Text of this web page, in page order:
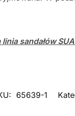
sandałów
65639-1